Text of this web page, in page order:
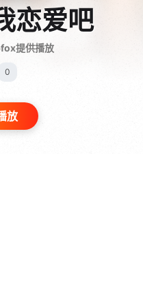
恋爱吧
提供播放
0
放